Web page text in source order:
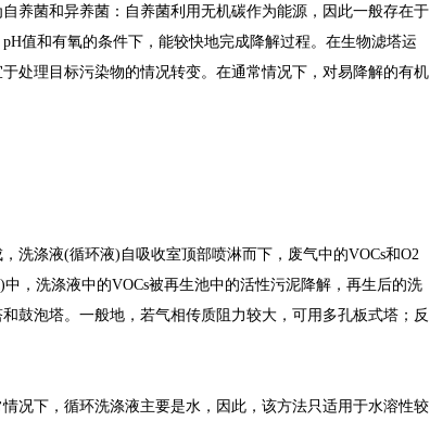
养菌和异养菌：自养菌利用无机碳作为能源，因此一般存在于
值和有氧的条件下，能较快地完成降解过程。在生物滤塔运
处理目标污染物的情况转变。在通常情况下，对易降解的有机
洗涤液(循环液)自吸收室顶部喷淋而下，废气中的VOCs和O2
，洗涤液中的VOCs被再生池中的活性污泥降解，再生后的洗
鼓泡塔。一般地，若气相传质阻力较大，可用多孔板式塔；反
况下，循环洗涤液主要是水，因此，该方法只适用于水溶性较